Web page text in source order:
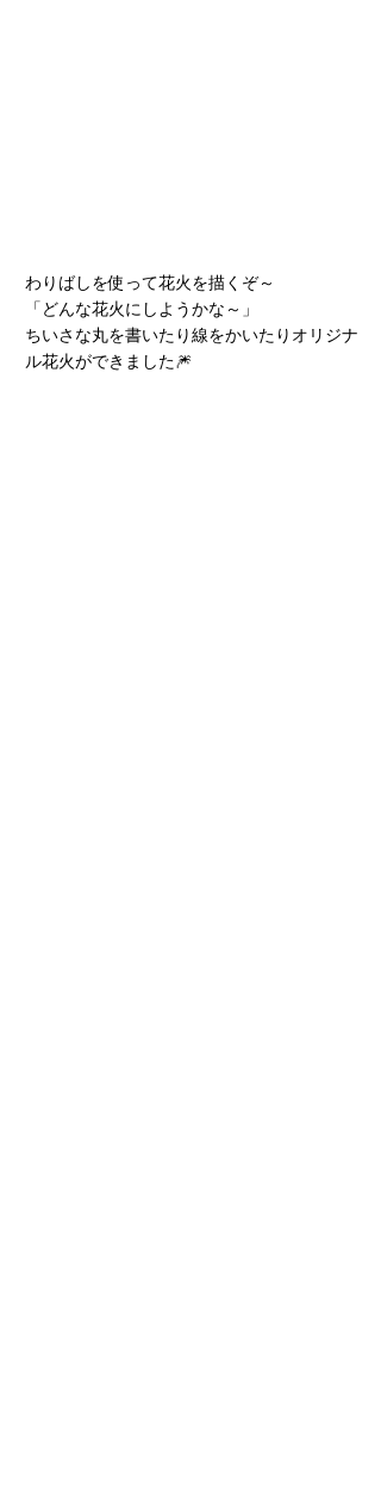
わりばしを使って花火を描くぞ～
「どんな花火にしようかな～」
ちいさな丸を書いたり線をかいたりオリジナ
ル花火ができました🎆